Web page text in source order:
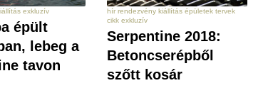
exkluzív
épült
lebeg a
tavon
hír rendezvény kiállítás épületek tervek
cikk exkluzív
Serpentine 2018:
Betoncserépből
szőtt kosár